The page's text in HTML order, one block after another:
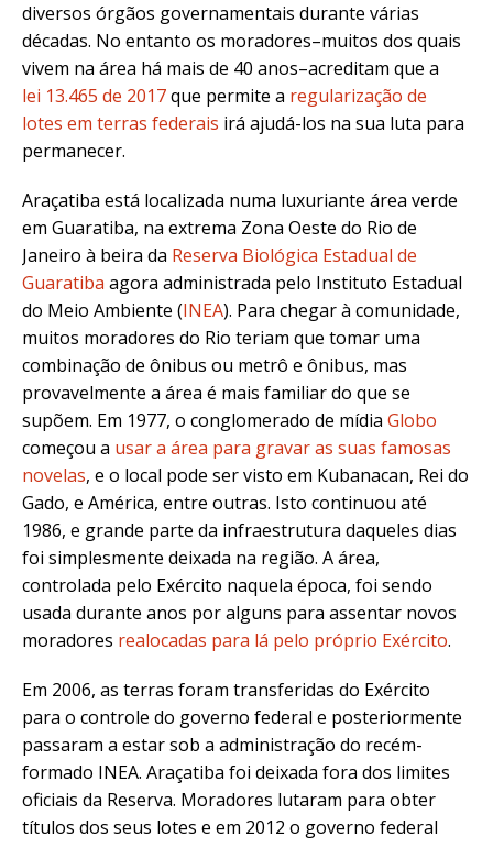
diversos órgãos governamentais durante várias
décadas. No entanto os moradores–muitos dos quais
vivem na área há mais de 40 anos–acreditam que a
lei 13.465 de 2017que permite a regularização de
lotes em terras federais irá ajudá-los na sua luta para
permanecer.
Araçatiba está localizada numa luxuriante área verde
em Guaratiba, na extrema Zona Oeste do Rio de
Janeiro à beira da Reserva Biológica Estadual de
Guaratiba agora administrada pelo Instituto Estadual
do Meio Ambiente (INEA). Para chegar à comunidade,
muitos moradores do Rio teriam que tomar uma
combinação de ônibus ou metrô e ônibus, mas
provavelmente a área é mais familiar do que se
supõem. Em 1977, o conglomerado de mídia Globo
começou a usar a área para gravar as suas famosas
novelas, e o local pode ser visto em Kubanacan, Rei do
Gado, e América, entre outras. Isto continuou até
1986, e grande parte da infraestrutura daqueles dias
foi simplesmente deixada na região. A área,
controlada pelo Exército naquela época, foi sendo
usada durante anos por alguns para assentar novos
moradores realocadas para lá pelo próprio Exército.
Em 2006, as terras foram transferidas do Exército
para o controle do governo federal e posteriormente
passaram a estar sob a administração do recém-
formado INEA. Araçatiba foi deixada fora dos limites
oficiais da Reserva. Moradores lutaram para obter
títulos dos seus lotes e em 2012 o governo federal